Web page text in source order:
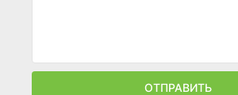
ОТПРАВИТЬ